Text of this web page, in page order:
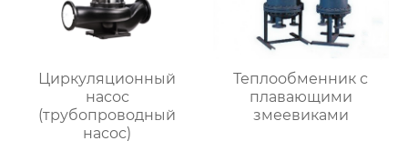
Циркуляционный
насос
(трубопроводный
насос)
Теплообменник с
плавающими
змеевиками